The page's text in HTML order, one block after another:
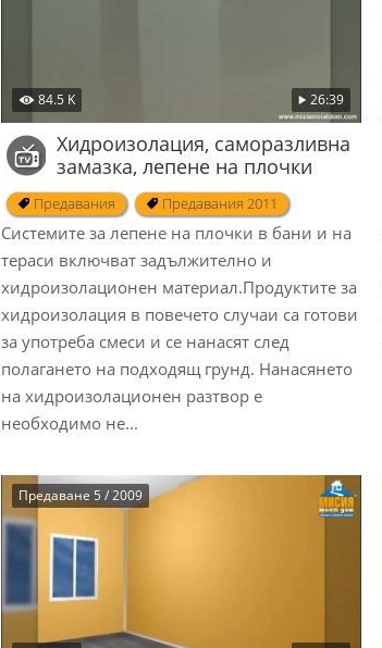
84.5 K 26:39
Хидроизолация, саморазливна
замазка, лепене на плочки
Предавания Предавания 2011
Системите за лепене на плочки в бани и на
тераси включват задължително и
хидроизолационен материал.Продуктите за
хидроизолация в повечето случаи са готови
за употреба смеси и се нанасят след
полагането на подходящ грунд. Нанасянето
на хидроизолационен разтвор е
необходимо не...
Предаване 5 / 2009